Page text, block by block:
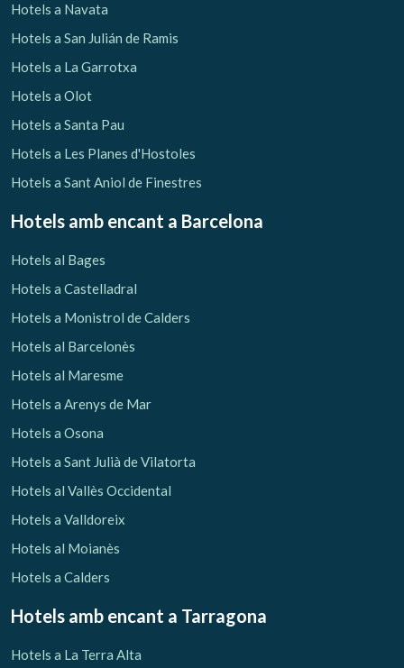
Hotels a Navata
Hotels a San Julián de Ramis
Hotels a La Garrotxa
Hotels a Olot
Hotels a Santa Pau
Hotels a Les Planes d'Hostoles
Hotels a Sant Aniol de Finestres
Hotels amb encant a Barcelona
Hotels al Bages
Hotels a Castelladral
Hotels a Monistrol de Calders
Hotels al Barcelonès
Hotels al Maresme
Hotels a Arenys de Mar
Hotels a Osona
Hotels a Sant Julià de Vilatorta
Hotels al Vallès Occidental
Hotels a Valldoreix
Hotels al Moianès
Hotels a Calders
Hotels amb encant a Tarragona
Hotels a La Terra Alta